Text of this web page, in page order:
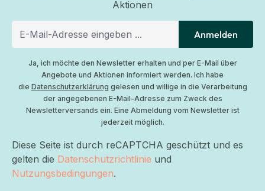
Aktionen
Anmelden
Ja, ich möchte den Newsletter erhalten und per E-Mail über
Angebote und Aktionen informiert werden. Ich habe
die Datenschutzerklärung gelesen und willige in die Verarbeitung
der angegebenen E-Mail-Adresse zum Zweck des
Newsletterversands ein. Eine Abmeldung vom Newsletter ist
jederzeit möglich.
Diese Seite ist durch reCAPTCHA geschützt und es
gelten die Datenschutzrichtlinie und
Nutzungsbedingungen.